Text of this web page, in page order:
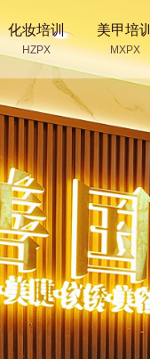
化妆培训
HZPX
美甲培训
MXPX